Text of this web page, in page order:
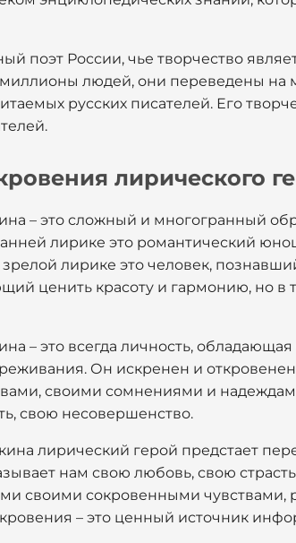
поэт России, чье творчество
людей, они переведены на
русских писателей. Его
лирического
– это сложный и многогранный
лирике это романтический
лирике это человек,
ценить красоту и гармонию, но
– это всегда личность,
Он искренен и откровенен
своими сомнениями и
свою несовершенство.
лирический герой предстает
нам свою любовь, свою
своими сокровенными чувствами,
– это ценный источник